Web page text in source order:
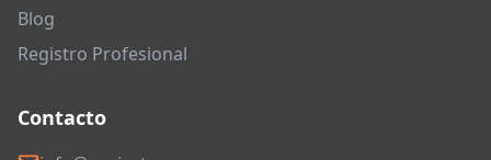
Blog
Registro Profesional
Contacto